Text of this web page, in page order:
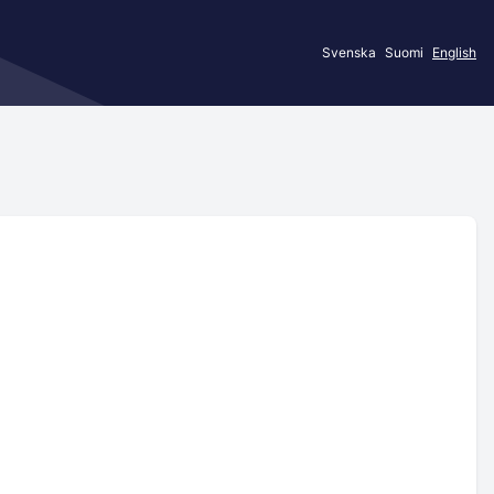
Svenska Suomi English